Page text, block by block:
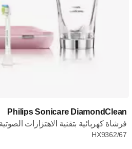
Philips Sonicare DiamondClean
فرشاة كهربائية بتقنية الاهتزازات الصوتية
HX9362/67